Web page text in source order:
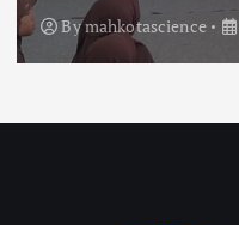
Bymahkotascience